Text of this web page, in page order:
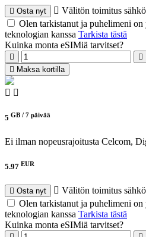
Osta nyt
Välitön toimitus
Olen tarkistanut ja puhelimeni
teknologian kanssa Tarkista tästä
Kuinka monta eSIMiä tarvitset?
Maksa kortilla
5 GB / 7 päivää
Ei ilman nopeusrajoitusta Celcom,
5.97 EUR
Osta nyt
Välitön toimitus
Olen tarkistanut ja puhelimeni
teknologian kanssa Tarkista tästä
Kuinka monta eSIMiä tarvitset?